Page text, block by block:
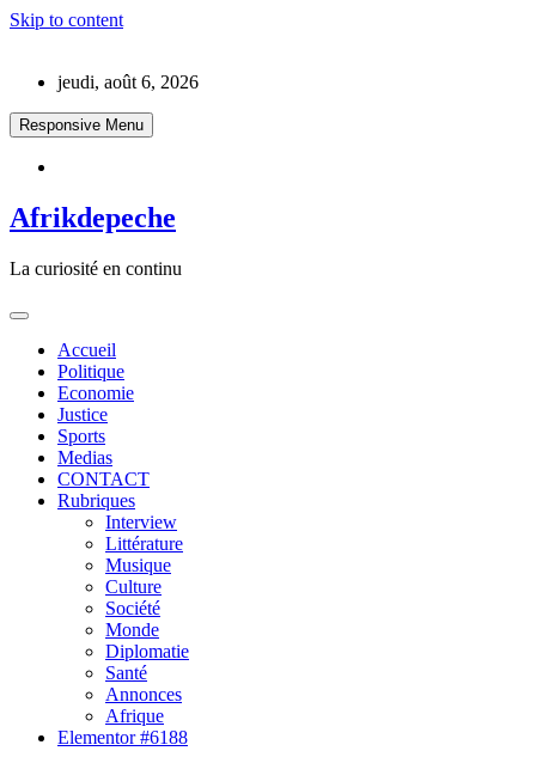
Skip to content
jeudi, août 6, 2026
Responsive Menu
Afrikdepeche
La curiosité en continu
Accueil
Politique
Economie
Justice
Sports
Medias
CONTACT
Rubriques
Interview
Littérature
Musique
Culture
Société
Monde
Diplomatie
Santé
Annonces
Afrique
Elementor #6188